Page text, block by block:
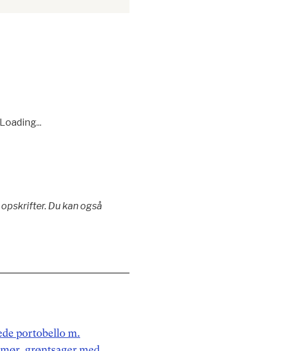
Loading...
Du kan også
portobello m.